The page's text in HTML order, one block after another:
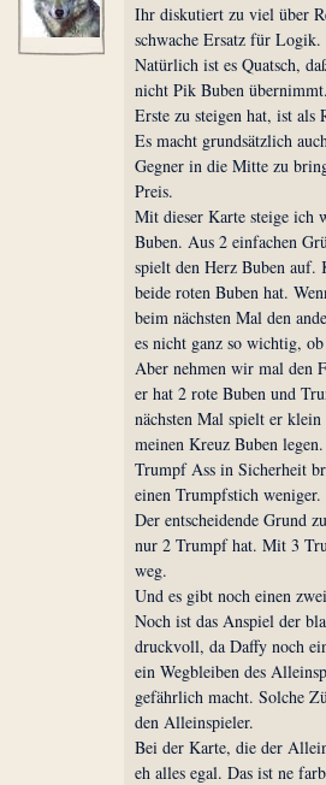
Ihr diskutiert zu viel über
schwache Ersatz für Logik.
Natürlich ist es Quatsch,
nicht Pik Buben
Erste zu steigen hat, ist als
Es macht grundsätzlich
Gegner in die Mitte zu
Preis.
Mit dieser Karte steige ich
Buben. Aus 2 einfachen
spielt den Herz Buben auf.
beide roten Buben hat.
beim nächsten Mal den
es nicht ganz so wichtig,
Aber nehmen wir mal den
er hat 2 rote Buben und
nächsten Mal spielt er
meinen Kreuz Buben
Trumpf Ass in Sicherheit
einen Trumpfstich weniger.
Der entscheidende Grund
nur 2 Trumpf hat. Mit 3
weg.
Und es gibt noch einen
Noch ist das Anspiel der
druckvoll, da Daffy noch
ein Wegbleiben des
gefährlich macht. Solche
den Alleinspieler.
Bei der Karte, die der
eh alles egal. Das ist ne